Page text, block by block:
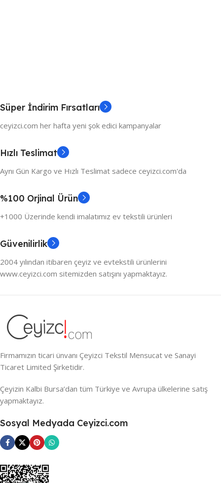
Süper İndirim Fırsatları
ceyizci.com her hafta yeni şok edici kampanyalar
Hızlı Teslimat
Aynı Gün Kargo ve Hızlı Teslimat sadece ceyizci.com'da
%100 Orjinal Ürün
+1000 Üzerinde kendi imalatımız ev tekstili ürünleri
Güvenilirlik
2004 yılından itibaren çeyiz ve evtekstili ürünlerini
www.ceyizci.com sitemizden satışını yapmaktayız.
Firmamızın ticari ünvanı Çeyizci Tekstil Mensucat ve Sanayi
Ticaret Limited Şirketidir.
Çeyizin Kalbi Bursa’dan tüm Türkiye ve Avrupa ülkelerine satış
yapmaktayız.
Sosyal Medyada Ceyizci.com